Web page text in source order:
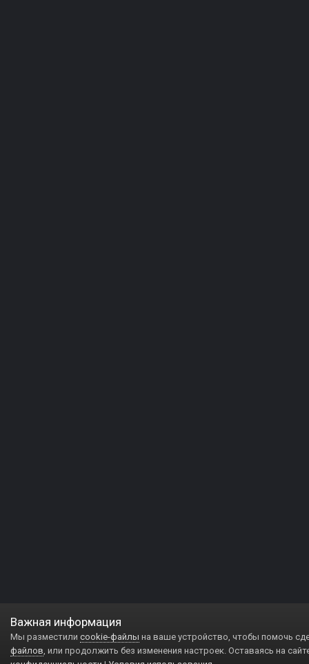
Важная информация
Мы разместили cookie-файлы на ваше устройство, чтобы помочь
файлов, или продолжить без изменения настроек. Оставаясь на